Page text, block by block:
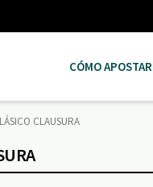
CÓMO APOSTAR
CLAUSURA